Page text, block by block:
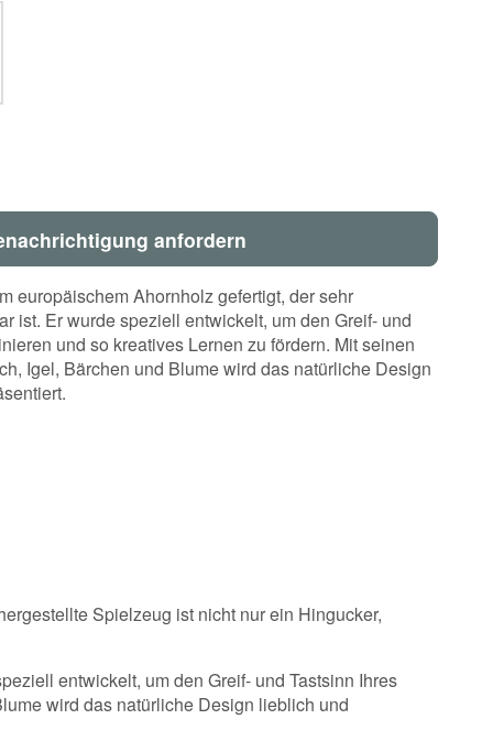
anfordern
europäischem Ahornholz gefertigt, der sehr
ist. Er wurde speziell entwickelt, um den Greif- und
und so kreatives Lernen zu fördern. Mit seinen
Igel, Bärchen und Blume wird das natürliche Design
Spielzeug ist nicht nur ein Hingucker,
entwickelt, um den Greif- und Tastsinn Ihres
wird das natürliche Design lieblich und